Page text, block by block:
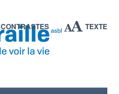
CONTRASTES TEXTE